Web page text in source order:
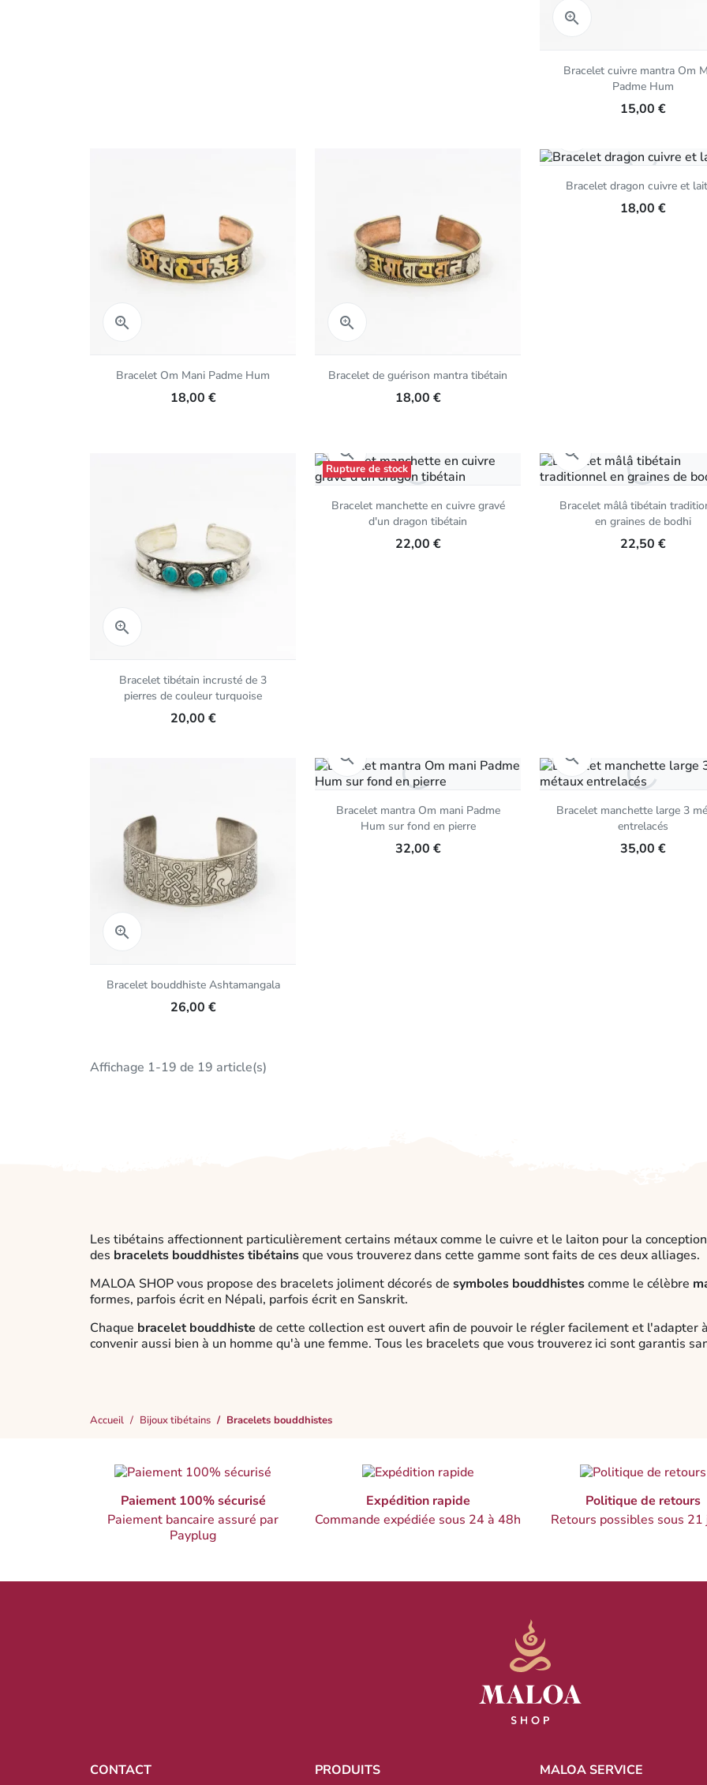

Bracelet cuivre mantra Om
Padme Hum
15,00 €

Bracelet Om Mani Padme Hum
18,00 €

Bracelet de guérison mantra tibétain
18,00 €
Bracelet dragon cuivre et
18,00 €

Bracelet tibétain incrusté de 3
pierres de couleur turquoise
20,00 €
 Aperçu rapide
Bracelet manchette en cuivre gravé
d'un dragon tibétain
22,00 €
Rupture de stock
 Aperçu rapide
Bracelet mâlâ tibétain
en graines de bodhi
22,50 €

Bracelet bouddhiste Ashtamangala
26,00 €
 Aperçu rapide
Bracelet mantra Om mani Padme
Hum sur fond en pierre
32,00 €
 Aperçu rapide
Bracelet manchette large 3
entrelacés
35,00 €
Affichage 1-19 de 19 article(s)
Les tibétains affectionnent particulièrement certains métaux comme le cuivre et le laiton pour la
des bracelets bouddhistes tibétainsque vous trouverez dans cette gamme sont faits de ces deux alliages.
MALOA SHOP vous propose des bracelets joliment décorés de symboles bouddhistescomme le célèbre
formes, parfois écrit en Népali, parfois écrit en Sanskrit.
Chaque bracelet bouddhiste de cette collection est ouvert afin de pouvoir le régler facilement et
convenir aussi bien à un homme qu'à une femme. Tous les bracelets que vous trouverez ici sont garantis
Accueil Bijoux tibétains Bracelets bouddhistes
Paiement 100% sécurisé
Paiement bancaire assuré par
Payplug
Expédition rapide
Commande expédiée sous 24 à 48h
Politique de retours
Retours possibles sous 21
CONTACT PRODUITS MALOA SERVICE